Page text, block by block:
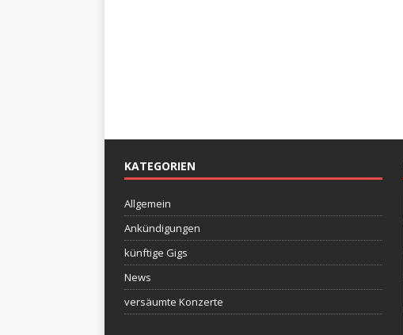
KATEGORIEN
Allgemein
Ankündigungen
künftige Gigs
News
versäumte Konzerte